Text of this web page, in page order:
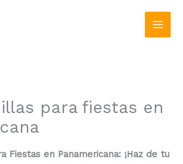
para fiestas en
Fiestas en Panamericana: ¡Haz de tu